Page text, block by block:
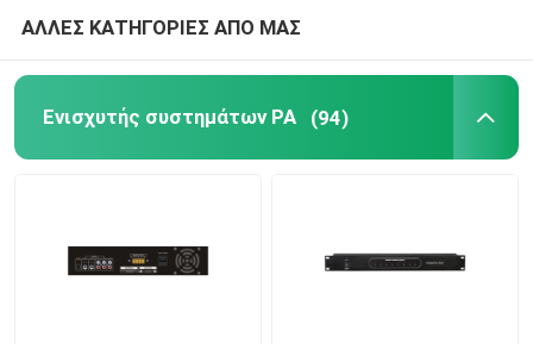
Έλεγχος όγκου ομιλητών PA
ΑΛΛΕΣ ΚΑΤΗΓΟΡΙΕΣ ΑΠΟ ΜΑΣ
Ενισχυτής συστημάτων PA (94)